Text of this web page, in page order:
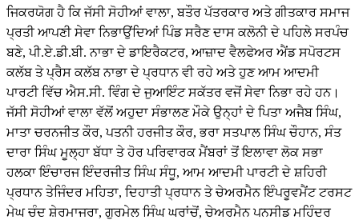
ਜਿਕਰਯੋਗ ਹੈ ਕਿ ਜੱਸੀ ਸੋਹੀਆਂ ਵਾਲਾ, ਬਤੌਰ ਪੱਤਰਕਾਰ ਅਤੇ ਗੀਤਕਾਰ ਸਮਾਜ
ਪ੍ਰਤੀ ਆਪਣੀ ਸੇਵਾ ਨਿਭਾਉਂਦਿਆਂ ਪਿੰਡ ਸਰੈਣ ਦਾਸ ਕਲੋਨੀ ਦੇ ਪਹਿਲੇ ਸਰਪੰਚ
ਬਣੇ, ਪੀ.ਏ.ਡੀ.ਬੀ. ਨਾਭਾ ਦੇ ਡਾਇਰੈਕਟਰ, ਆਜ਼ਾਦ ਵੈਲਫੇਅਰ ਐਂਡ ਸਪੋਰਟਸ
ਕਲੱਬ ਤੇ ਪ੍ਰੈਸ ਕਲੱਬ ਨਾਭਾ ਦੇ ਪ੍ਰਧਾਨ ਵੀ ਰਹੇ ਅਤੇ ਹੁਣ ਆਮ ਆਦਮੀ
ਪਾਰਟੀ ਵਿੱਚ ਐਸ.ਸੀ. ਵਿੰਗ ਦੇ ਜੁਆਇੰਟ ਸਕੱਤਰ ਵਜੋਂ ਸੇਵਾ ਨਿਭਾ ਰਹੇ ਹਨ।
ਜੱਸੀ ਸੋਹੀਆਂ ਵਾਲਾ ਵੱਲੋਂ ਅਹੁਦਾ ਸੰਭਾਲਣ ਮੌਕੇ ਉਨ੍ਹਾਂ ਦੇ ਪਿਤਾ ਅਜੈਬ ਸਿੰਘ,
ਮਾਤਾ ਚਰਨਜੀਤ ਕੌਰ, ਪਤਨੀ ਹਰਜੀਤ ਕੌਰ, ਭਰਾ ਸਤਪਾਲ ਸਿੰਘ ਚੌਹਾਨ, ਸੰਤ
ਦਾਰਾ ਸਿੰਘ ਮੂਲ੍ਹਾ ਬੱਧਾ ਤੇ ਹੋਰ ਪਰਿਵਾਰਕ ਮੈਂਬਰਾਂ ਤੋਂ ਇਲਾਵਾ ਲੋਕ ਸਭਾ
ਹਲਕਾ ਇੰਚਾਰਜ ਇੰਦਰਜੀਤ ਸਿੰਘ ਸੰਧੂ, ਆਮ ਆਦਮੀ ਪਾਰਟੀ ਦੇ ਸ਼ਹਿਰੀ
ਪ੍ਰਧਾਨ ਤੇਜਿੰਦਰ ਮਹਿਤਾ, ਦਿਹਾਤੀ ਪ੍ਰਧਾਨ ਤੇ ਚੇਅਰਮੈਨ ਇੰਪਰੂਵਮੈਂਟ ਟਰਸਟ
ਮੇਘ ਚੰਦ ਸ਼ੇਰਮਾਜਰਾ, ਗੁਰਮੇਲ ਸਿੰਘ ਘਰਾਂਚੋਂ, ਚੇਅਰਮੈਨ ਪਨਸੀਡ ਮਹਿੰਦਰ